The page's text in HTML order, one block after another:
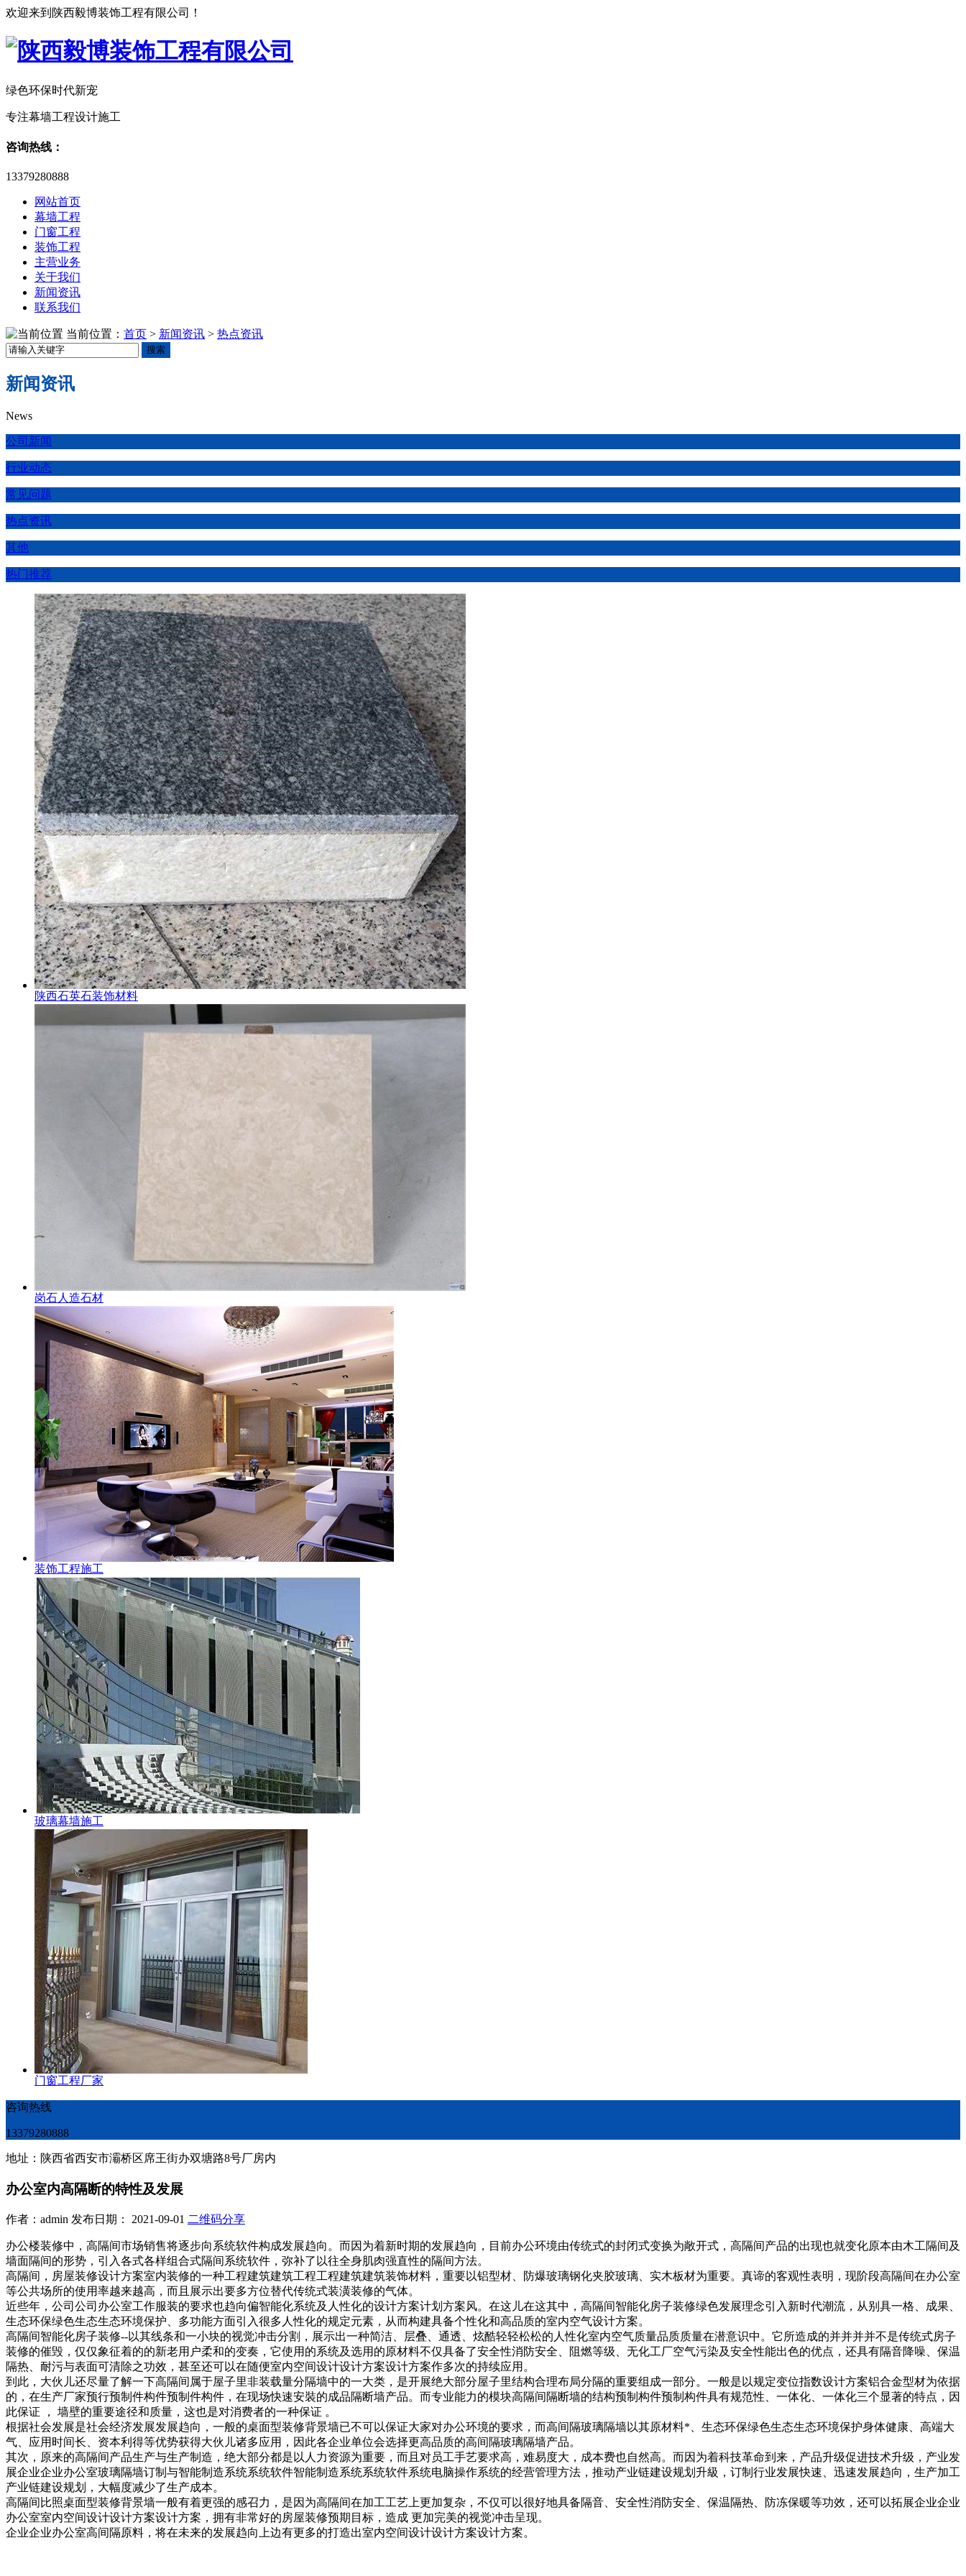
欢迎来到陕西毅博装饰工程有限公司！
绿色环保时代新宠
专注幕墙工程设计施工
咨询热线：
13379280888
网站首页
幕墙工程
门窗工程
装饰工程
主营业务
关于我们
新闻资讯
联系我们
当前位置： 首页 > 新闻资讯 > 热点资讯
搜索
新闻资讯
News
公司新闻
行业动态
常见问题
热点资讯
其他
热门推荐
陕西石英石装饰材料
岗石人造石材
装饰工程施工
玻璃幕墙施工
门窗工程厂家
咨询热线
13379280888
地址：陕西省西安市灞桥区席王街办双塘路8号厂房内
办公室内高隔断的特性及发展
作者：admin 发布日期： 2021-09-01 二维码分享
办公楼装修中，高隔间市场销售将逐步向系统软件构成发展趋向。而因为着新时期的发展趋向，目前办公环境由传统式的封闭式变换为敞开式，高隔间产品的出现也就变化原本由木工隔间及
墙面隔间的形势，引入各式各样组合式隔间系统软件，弥补了以往全身肌肉强直性的隔间方法。
高隔间，房屋装修设计方案室内装修的一种工程建筑建筑工程工程建筑建筑装饰材料，重要以铝型材、防爆玻璃钢化夹胶玻璃、实木板材为重要。真谛的客观性表明，现阶段高隔间在办公室
等公共场所的使用率越来越高，而且展示出要多方位替代传统式装潢装修的气体。
近些年，公司公司办公室工作服装的要求也趋向偏智能化系统及人性化的设计方案计划方案风。在这儿在这其中，高隔间智能化房子装修绿色发展理念引入新时代潮流，从别具一格、成果、
生态环保绿色生态生态环境保护、多功能方面引入很多人性化的规定元素，从而构建具备个性化和高品质的室内空气设计方案。
高隔间智能化房子装修--以其线条和一小块的视觉冲击分割，展示出一种简洁、层叠、通透、炫酷轻轻松松的人性化室内空气质量品质质量在潜意识中。它所造成的并并并并不是传统式房子
装修的催毁，仅仅象征着的的新老用户柔和的变奏，它使用的系统及选用的原材料不仅具备了安全性消防安全、阻燃等级、无化工厂空气污染及安全性能出色的优点，还具有隔音降噪、保温
隔热、耐污与表面可清除之功效，甚至还可以在随便室内空间设计设计方案设计方案作多次的持续应用。
到此，大伙儿还尽量了解一下高隔间属于屋子里非装载量分隔墙中的一大类，是开展绝大部分屋子里结构合理布局分隔的重要组成一部分。一般是以规定变位指数设计方案铝合金型材为依据
的，在生产厂家预行预制件构件预制件构件，在现场快速安裝的成品隔断墙产品。而专业能力的模块高隔间隔断墙的结构预制构件预制构件具有规范性、一体化、一体化三个显著的特点，因
此保证 ， 墙壁的重要途径和质量，这也是对消费者的一种保证 。
根据社会发展是社会经济发展发展趋向，一般的桌面型装修背景墙已不可以保证大家对办公环境的要求，而高间隔玻璃隔墙以其原材料*、生态环保绿色生态生态环境保护身体健康、高端大
气、应用时间长、资本利得等优势获得大伙儿诸多应用，因此各企业单位会选择更高品质的高间隔玻璃隔墙产品。
其次，原来的高隔间产品生产与生产制造，绝大部分都是以人力资源为重要，而且对员工手艺要求高，难易度大，成本费也自然高。而因为着科技革命到来，产品升级促进技术升级，产业发
展企业企业办公室玻璃隔墙订制与智能制造系统系统软件智能制造系统系统软件系统电脑操作系统的经营管理方法，推动产业链建设规划升級，订制行业发展快速、迅速发展趋向，生产加工
产业链建设规划，大幅度减少了生产成本。
高隔间比照桌面型装修背景墙一般有着更强的感召力，是因为高隔间在加工工艺上更加复杂，不仅可以很好地具备隔音、安全性消防安全、保温隔热、防冻保暖等功效，还可以拓展企业企业
办公室室内空间设计设计方案设计方案，拥有非常好的房屋装修预期目标，造成 更加完美的视觉冲击呈现。
企业企业办公室高间隔原料，将在未来的发展趋向上边有更多的打造出室内空间设计设计方案设计方案。